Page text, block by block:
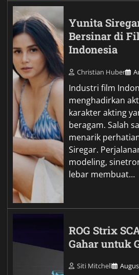
Yunita
Bersinar di
Indonesia
Christian Huber
Industri film
menghadirkan
karakter akting
beragam. Salah
menarik
Siregar.
modeling,
lebar membuat…
ROG Strix
Gahar untuk
Siti Mitchell